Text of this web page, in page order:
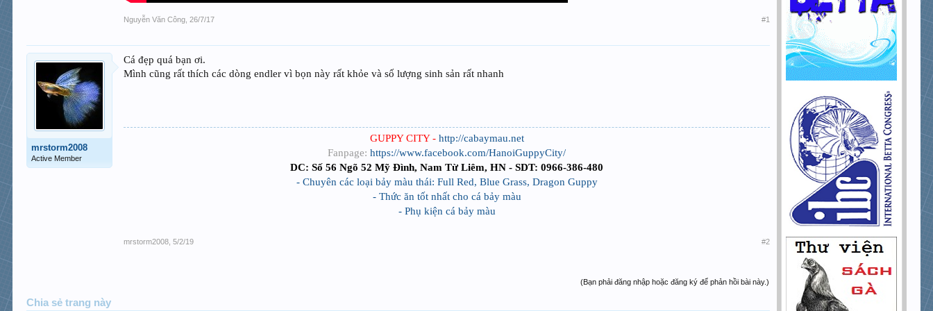
Nguyễn Văn Công 26/7/17 #1
mrstorm2008
Active Member
Cá đẹp quá bạn ơi.
Mình cũng rất thích các dòng endler vì bọn này rất khỏe và số lượng sinh sản rất nhanh
GUPPY CITY - http://cabaymau.net
Fanpage: https://www.facebook.com/HanoiGuppyCity/
DC: Số 56 Ngõ 52 Mỹ Đình, Nam Từ Liêm, HN - SDT: 0966-386-480
- Chuyên các loại bảy màu thái: Full Red, Blue Grass, Dragon Guppy
- Thức ăn tốt nhất cho cá bảy màu
- Phụ kiện cá bảy màu
mrstorm2008 5/2/19 #2
(Bạn phải đăng nhập hoặc đăng ký để phản hồi bài này.)
Chia sẻ trang này